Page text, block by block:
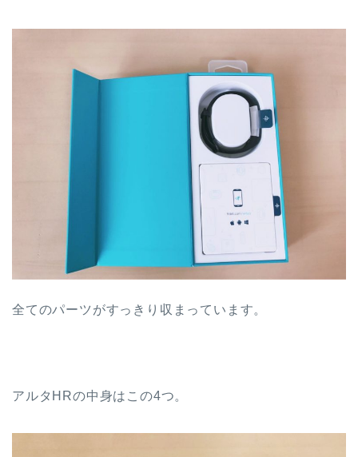
全てのパーツがすっきり収まっています。
アルタHRの中身はこの4つ。